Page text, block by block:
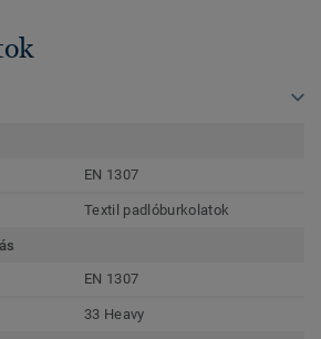
EN 1307
Textil padlóburkolatok
EN 1307
33 Heavy